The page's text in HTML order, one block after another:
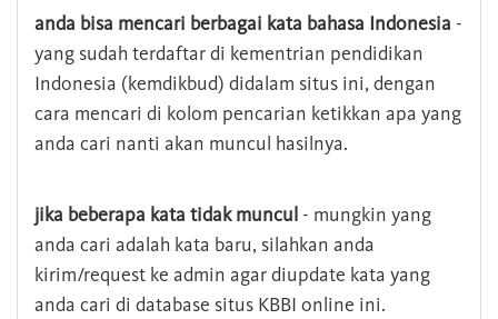
anda bisa mencari berbagai kata bahasa Indonesia -
yang sudah terdaftar di kementrian pendidikan
Indonesia (kemdikbud) didalam situs ini, dengan
cara mencari di kolom pencarian ketikkan apa yang
anda cari nanti akan muncul hasilnya.
jika beberapa kata tidak muncul - mungkin yang
anda cari adalah kata baru, silahkan anda
kirim/request ke admin agar diupdate kata yang
anda cari di database situs KBBI online ini.